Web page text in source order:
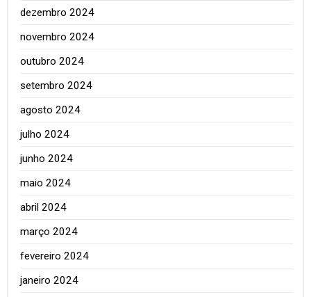
dezembro 2024
novembro 2024
outubro 2024
setembro 2024
agosto 2024
julho 2024
junho 2024
maio 2024
abril 2024
março 2024
fevereiro 2024
janeiro 2024